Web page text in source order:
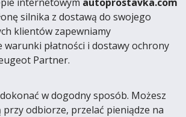
silnika z dostawą do swojego
klientów zapewniamy
warunki płatności i dostawy ochrony
Partner.
w dogodny sposób. Możesz
przy odbiorze, przelać pieniądze na